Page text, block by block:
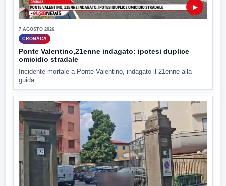
▶
7 AGOSTO 2026
CRONACA
Ponte Valentino,21enne indagato: ipotesi duplice
omicidio stradale
Incidente mortale a Ponte Valentino, indagato il 21enne alla
guida...